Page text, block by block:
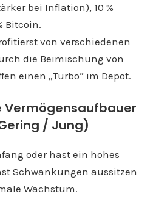
bei Inflation), 10 %
Bitcoin.
von verschiedenen
die Beimischung von
einen „Turbo“ im Depot.
Vermögensaufbauer
/ Jung)
oder hast ein hohes
Schwankungen aussitzen
Wachstum.